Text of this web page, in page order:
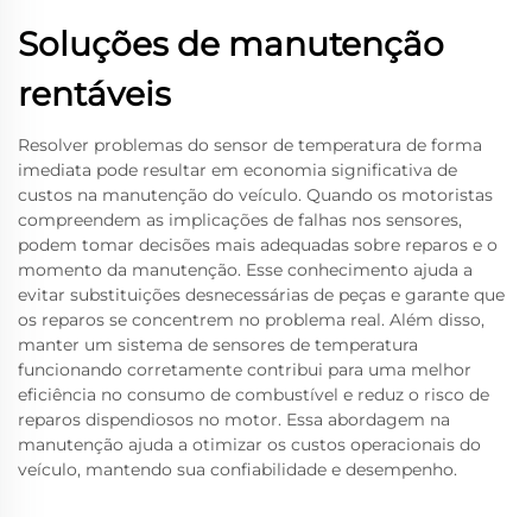
Soluções de manutenção
rentáveis
Resolver problemas do sensor de temperatura de forma
imediata pode resultar em economia significativa de
custos na manutenção do veículo. Quando os motoristas
compreendem as implicações de falhas nos sensores,
podem tomar decisões mais adequadas sobre reparos e o
momento da manutenção. Esse conhecimento ajuda a
evitar substituições desnecessárias de peças e garante que
os reparos se concentrem no problema real. Além disso,
manter um sistema de sensores de temperatura
funcionando corretamente contribui para uma melhor
eficiência no consumo de combustível e reduz o risco de
reparos dispendiosos no motor. Essa abordagem na
manutenção ajuda a otimizar os custos operacionais do
veículo, mantendo sua confiabilidade e desempenho.